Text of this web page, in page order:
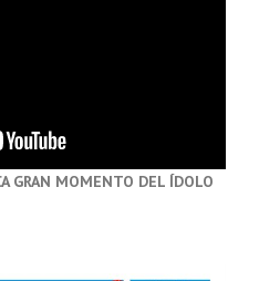
GRAN MOMENTO DEL ÍDOLO